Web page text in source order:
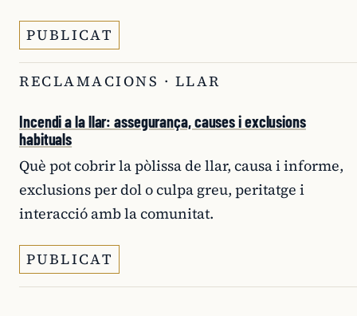
PUBLICAT
RECLAMACIONS · LLAR
Incendi a la llar: assegurança, causes i exclusions
habituals
Què pot cobrir la pòlissa de llar, causa i informe,
exclusions per dol o culpa greu, peritatge i
interacció amb la comunitat.
PUBLICAT